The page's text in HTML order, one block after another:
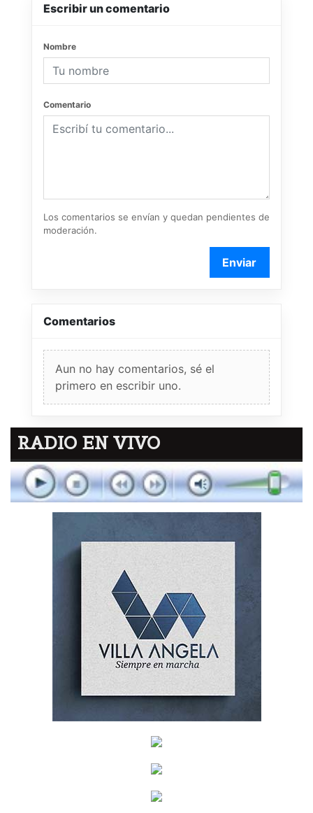
Escribir un comentario
Nombre
Comentario
Los comentarios se envían y quedan pendientes de
moderación.
Enviar
Comentarios
Aun no hay comentarios, sé el
primero en escribir uno.
RADIO EN VIVO